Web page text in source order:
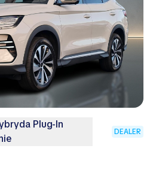
Plug-In
DEALER